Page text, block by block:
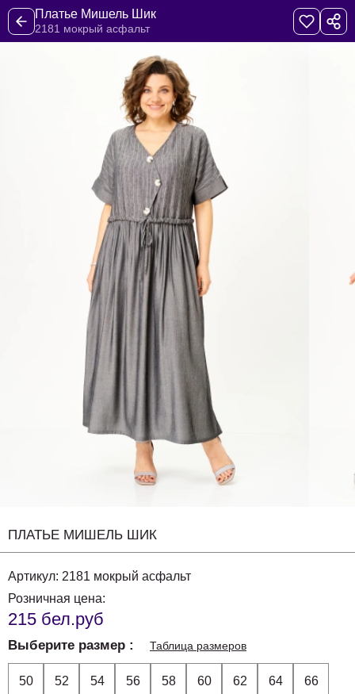
Платье Мишель Шик
2181 мокрый асфальт
ПЛАТЬЕ МИШЕЛЬ ШИК
Артикул: 2181 мокрый асфальт
Розничная цена:
215 бел.руб
Выберите размер Таблица размеров
50 52 54 56 58 60 62 64 66